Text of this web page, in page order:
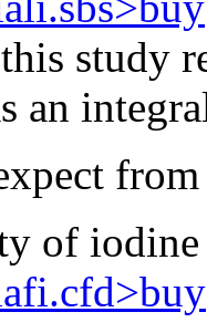
study
an
of